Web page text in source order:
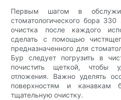
Первым шагом в
стоматологического бора 330
очистка после каждого
сделать с помощью
предназначенного для
Бур следует погрузить в
почистить щеткой, чтобы
отложения. Важно уделять
поверхностям и канавкам
тщательную очистку.